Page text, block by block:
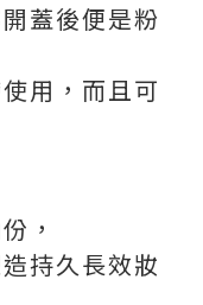
蓋後便是粉
用，而且可
，
持久長效妝